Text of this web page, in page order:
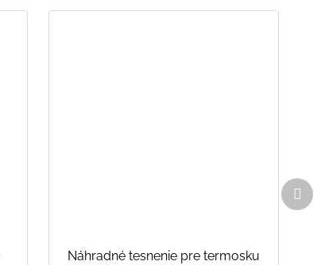
Náhradné tesnenie pre termosku